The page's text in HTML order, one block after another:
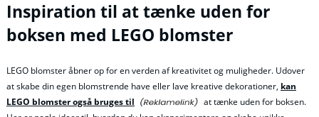
Inspiration til at tænke uden for
boksen med LEGO blomster
LEGO blomster åbner op for en verden af kreativitet og muligheder. Udover
at skabe din egen blomstrende have eller lave kreative dekorationer, kan
LEGO blomster også bruges til
at tænke uden for boksen.